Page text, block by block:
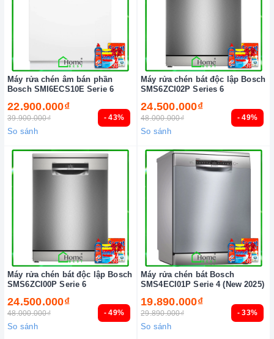
- 43%
Máy rửa chén âm bán phần
Bosch SMI6ECS10E Serie 6
22.900.000₫
39.900.000₫
So sánh
- 49%
Máy rửa chén bát độc lập Bosch
SMS6ZCI02P Series 6
24.500.000₫
48.000.000₫
So sánh
- 49%
Máy rửa chén bát độc lập Bosch
SMS6ZCI00P Serie 6
24.500.000₫
48.000.000₫
So sánh
- 33%
Máy rửa chén bát Bosch
SMS4ECI01P Serie 4 (New 2025)
19.890.000₫
29.890.000₫
So sánh